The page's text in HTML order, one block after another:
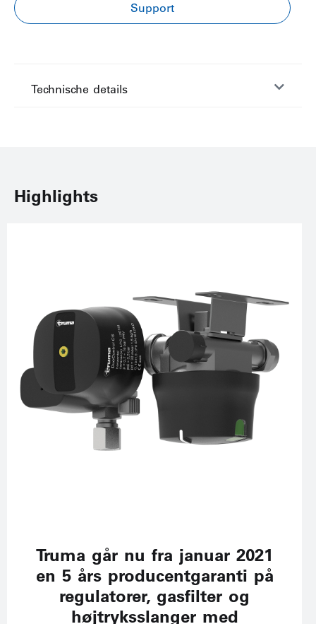
Support
Technische details
Highlights
Truma går nu fra januar 2021
en 5 års producentgaranti på
regulatorer, gasfilter og
højtryksslanger med